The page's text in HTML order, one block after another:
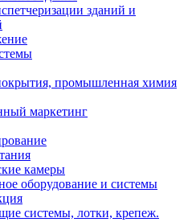
зданий и
промышленная химия
маркетинг
камеры
оборудование и системы
системы, лотки, крепеж.